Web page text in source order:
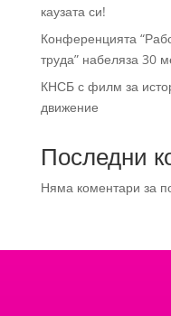
каузата си!
Конференцията
труда” набеляза 30
КНСБ с филм за
движение
Последни
Няма коментари за